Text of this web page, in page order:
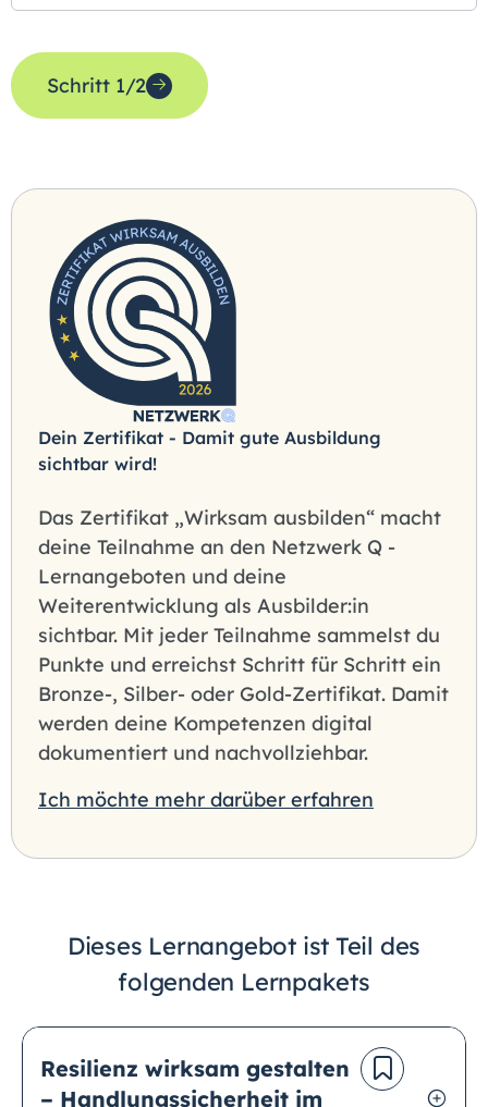
Schritt 1/2
Dein Zertifikat - Damit gute Ausbildung
sichtbar wird!
Das Zertifikat „Wirksam ausbilden“ macht
deine Teilnahme an den Netzwerk Q -
Lernangeboten und deine
Weiterentwicklung als Ausbilder:in
sichtbar. Mit jeder Teilnahme sammelst du
Punkte und erreichst Schritt für Schritt ein
Bronze-, Silber- oder Gold-Zertifikat. Damit
werden deine Kompetenzen digital
dokumentiert und nachvollziehbar.
Ich möchte mehr darüber erfahren
Dieses Lernangebot ist Teil des
folgenden Lernpakets
Resilienz wirksam gestalten
– Handlungssicherheit im